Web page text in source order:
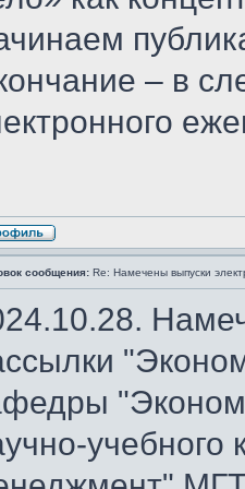
– в
сообщения: Re: Намечены выпуски